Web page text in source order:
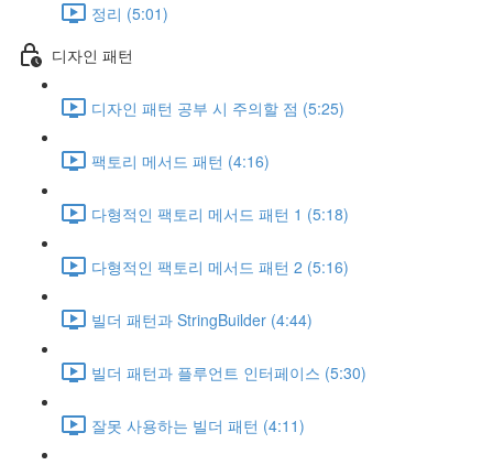
정리 (5:01)
디자인 패턴
디자인 패턴 공부 시 주의할 점 (5:25)
팩토리 메서드 패턴 (4:16)
다형적인 팩토리 메서드 패턴 1 (5:18)
다형적인 팩토리 메서드 패턴 2 (5:16)
빌더 패턴과 StringBuilder (4:44)
빌더 패턴과 플루언트 인터페이스 (5:30)
잘못 사용하는 빌더 패턴 (4:11)